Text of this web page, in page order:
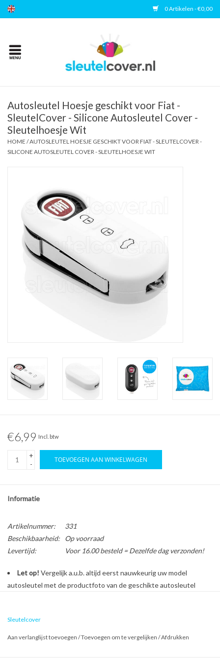
0 Artikelen - €0,00
Home
Accessoires
Veelgestelde vragen
Autosleutel Hoesje geschikt voor Fiat -
SleutelCover - Silicone Autosleutel Cover -
Sleutelhoesje Wit
HOME /AUTOSLEUTEL HOESJE GESCHIKT VOOR FIAT - SLEUTELCOVER -
SILICONE AUTOSLEUTEL COVER - SLEUTELHOESJE WIT
€6,99 Incl. btw
+
-
TOEVOEGEN AAN WINKELWAGEN
Informatie
Artikelnummer:
331
Beschikbaarheid:
Op voorraad
Levertijd:
Voor 16.00 besteld = Dezelfde dag verzonden!
Let op! Vergelijk a.u.b. altijd eerst nauwkeurig uw model
autosleutel met de productfoto van de geschikte autosleutel
Sleutelcover
Aan verlanglijst toevoegen /Toevoegen om te vergelijken /Afdrukken